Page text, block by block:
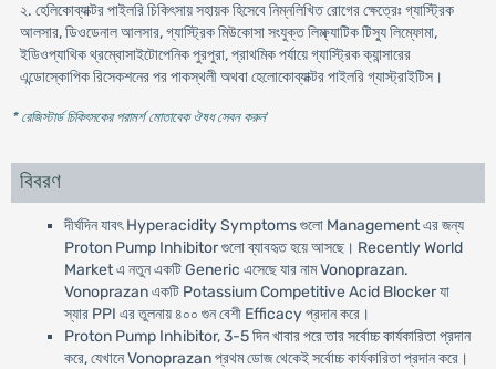
২. হেলিকোব্যাক্টর পাইলরি চিকিৎসায় সহায়ক হিসেবে নিম্নলিখিত রোগের ক্ষেত্রেঃ গ্যাস্ট্রিক
আলসার, ডিওডেনাল আলসার, গ্যাস্ট্রিক মিউকোসা সংযুক্ত লিম্ফ্যাটিক টিস্যু লিম্ফোমা,
ইডিওপ্যাথিক থ্রম্বোসাইটোপেনিক পুরপুরা, প্রাথমিক পর্যায়ে গ্যাস্ট্রিক ক্যান্সারের
এন্ডোস্কোপিক রিসেকশনের পর পাকস্থলী অথবা হেলোকোব্যাক্টর পাইলরি গ্যাস্ট্রাইটিস।
* রেজিস্টার্ড চিকিৎসকের পরামর্শ মোতাবেক ঔষধ সেবন করুন'
বিবরণ
দীর্ঘদিন যাবৎ Hyperacidity Symptoms গুলো Management এর জন্য
Proton Pump Inhibitor গুলো ব্যাবহৃত হয়ে আসছে। Recently World
Market এ নতুন একটি Generic এসেছে যার নাম Vonoprazan.
Vonoprazan একটি Potassium Competitive Acid Blocker যা
স্যার PPI এর তুলনায় ৪০০ গুন বেশী Efficacy প্রদান করে।
Proton Pump Inhibitor, 3-5 দিন খাবার পরে তার সর্বোচ্চ কার্যকারিতা প্রদান
করে, যেখানে Vonoprazan প্রথম ডোজ থেকেই সর্বোচ্চ কার্যকারিতা প্রদান করে।